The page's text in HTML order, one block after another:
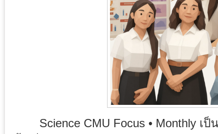
Science CMU Focus • Monthly เป็